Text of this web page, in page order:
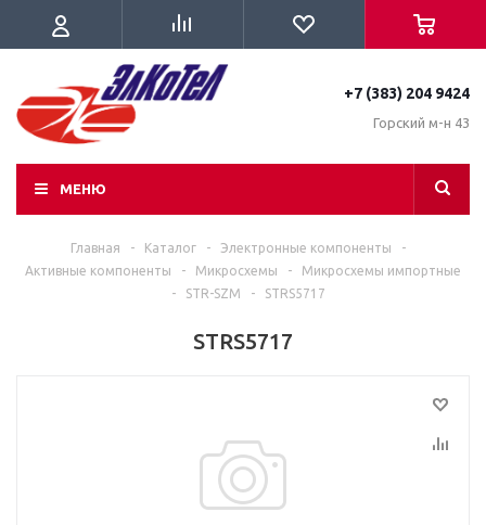
+7 (383) 204 9424
Горский м-н 43
МЕНЮ
Главная - Каталог - Электронные компоненты
-
Активные компоненты
- Микросхемы -
Микросхемы импортные
-
STR-SZM - STRS5717
STRS5717